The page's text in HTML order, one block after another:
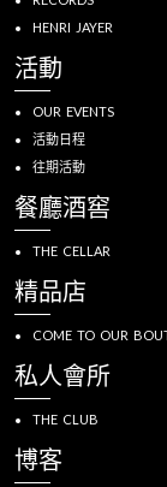
HENRI JAYER
活動
OUR EVENTS
活動日程
往期活動
餐廳酒窖
THE CELLAR
精品店
COME TO OUR
私人會所
THE CLUB
博客